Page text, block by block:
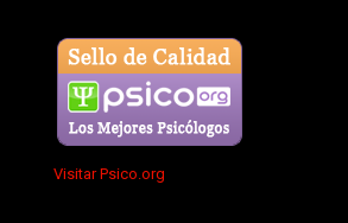
Visitar Psico.org